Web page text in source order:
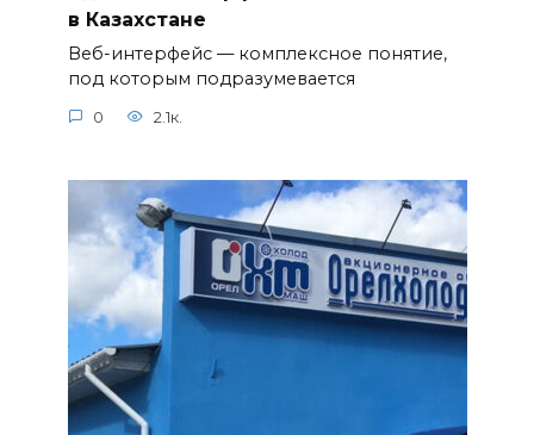
в Казахстане
Веб-интерфейс — комплексное понятие,
под которым подразумевается
0 2.1к.